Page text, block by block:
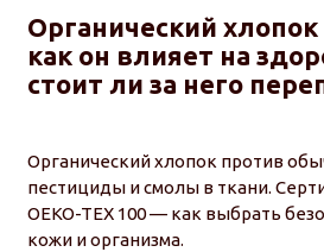
Органический
как он влияет на
стоит ли за него
Органический хлопок против
пестициды и смолы в ткани.
OEKO-TEX 100 — как выбрать
кожи и организма.